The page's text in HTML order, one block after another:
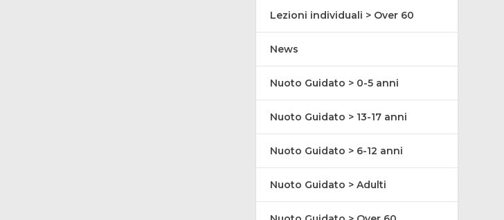
Lezioni individuali > Over 60
News
Nuoto Guidato > 0-5 anni
Nuoto Guidato > 13-17 anni
Nuoto Guidato > 6-12 anni
Nuoto Guidato > Adulti